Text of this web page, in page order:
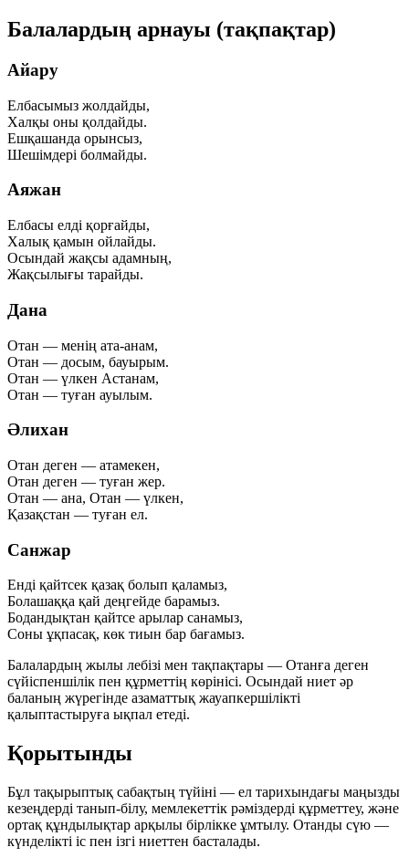
Балалардың арнауы (тақпақтар)
Айару
Елбасымыз жолдайды,
Халқы оны қолдайды.
Ешқашанда орынсыз,
Шешімдері болмайды.
Аяжан
Елбасы елді қорғайды,
Халық қамын ойлайды.
Осындай жақсы адамның,
Жақсылығы тарайды.
Дана
Отан — менің ата-анам,
Отан — досым, бауырым.
Отан — үлкен Астанам,
Отан — туған ауылым.
Әлихан
Отан деген — атамекен,
Отан деген — туған жер.
Отан — ана, Отан — үлкен,
Қазақстан — туған ел.
Санжар
Енді қайтсек қазақ болып қаламыз,
Болашаққа қай деңгейде барамыз.
Бодандықтан қайтсе арылар санамыз,
Соны ұқпасақ, көк тиын бар бағамыз.
Балалардың жылы лебізі мен тақпақтары — Отанға деген
сүйіспеншілік пен құрметтің көрінісі. Осындай ниет әр
баланың жүрегінде азаматтық жауапкершілікті
қалыптастыруға ықпал етеді.
Қорытынды
Бұл тақырыптық сабақтың түйіні — ел тарихындағы маңызды
кезеңдерді танып-білу, мемлекеттік рәміздерді құрметтеу, және
ортақ құндылықтар арқылы бірлікке ұмтылу. Отанды сүю —
күнделікті іс пен ізгі ниеттен басталады.